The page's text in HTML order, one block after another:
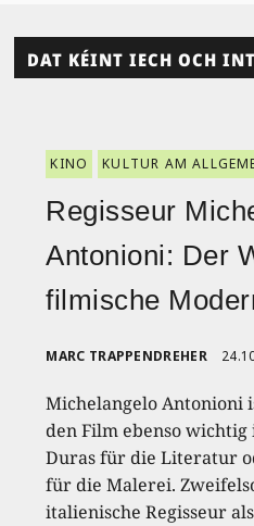
DAT KÉINT IECH OCH
KINO KULTUR AM
Regisseur
Antonioni: Der
filmische
MARC TRAPPENDREHER
Michelangelo Antonioni
den Film ebenso
Duras für die Literatur
für die Malerei.
italienische Regisseur